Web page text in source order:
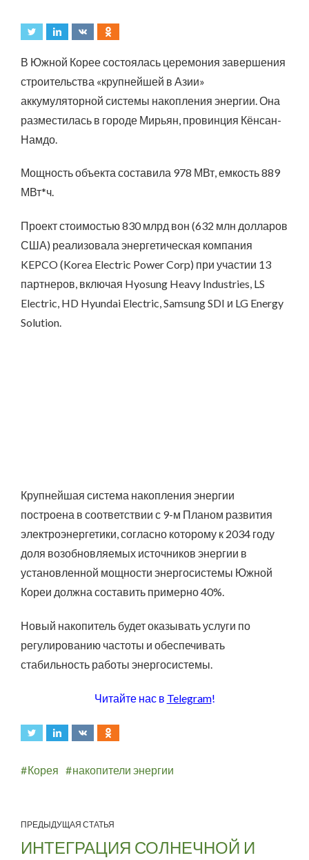
В Южной Корее состоялась церемония завершения
строительства «крупнейшей в Азии»
аккумуляторной системы накопления энергии. Она
разместилась в городе Мирьян, провинция Кёнсан-
Намдо.
Мощность объекта составила 978 МВт, емкость 889
МВт*ч.
Проект стоимостью 830 млрд вон (632 млн долларов
США) реализовала энергетическая компания
KEPCO (Korea Electric Power Corp) при участии 13
партнеров, включая Hyosung Heavy Industries, LS
Electric, HD Hyundai Electric, Samsung SDI и LG Energy
Solution.
Крупнейшая система накопления энергии
построена в соответствии с 9-м Планом развития
электроэнергетики, согласно которому к 2034 году
доля возобновляемых источников энергии в
установленной мощности энергосистемы Южной
Кореи должна составить примерно 40%.
Новый накопитель будет оказывать услуги по
регулированию частоты и обеспечивать
стабильность работы энергосистемы.
Читайте нас в Telegram!
Корея накопители энергии
ПРЕДЫДУЩАЯ СТАТЬЯ
ИНТЕГРАЦИЯ СОЛНЕЧНОЙ И